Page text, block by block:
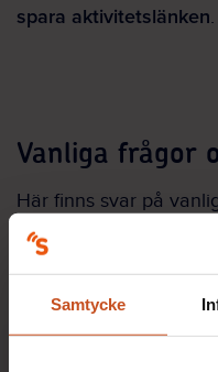
Samtycke
spara aktivitetslänken.
Vanliga frågor
Här finns svar på
Friskfaktorkulturen.
kan du alltid kontakta
Kan deltagarna